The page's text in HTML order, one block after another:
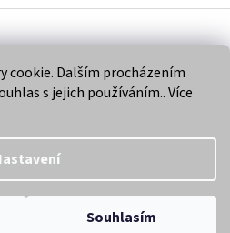
cookie. Dalším procházením
s jejich používáním.. Více
Souhlasím